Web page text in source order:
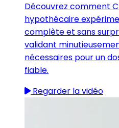
Découvrez comment
hypothécaire
complète et sans
validant
nécessaires pour un
fiable.
Regarder la vidéo